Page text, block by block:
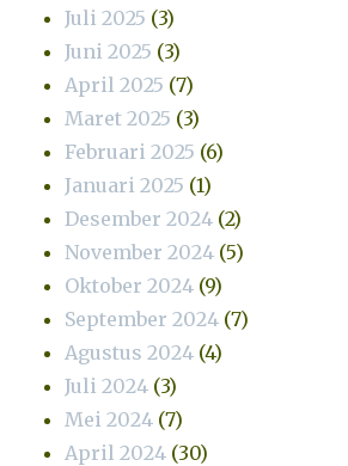
Juli 2025 (3)
Juni 2025 (3)
April 2025 (7)
Maret 2025 (3)
Februari 2025 (6)
Januari 2025 (1)
Desember 2024 (2)
November 2024 (5)
Oktober 2024 (9)
September 2024 (7)
Agustus 2024 (4)
Juli 2024 (3)
Mei 2024 (7)
April 2024 (30)